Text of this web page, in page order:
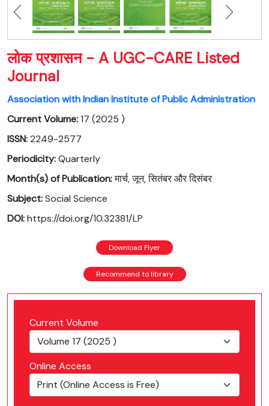
लोक प्रशासन - A UGC-CARE Listed
Journal
Association with Indian Institute of Public Administration
Current Volume:17 (2025 )
ISSN:2249-2577
Periodicity:Quarterly
Month(s) of Publication:मार्च, जून, सितंबर और दिसंबर
Subject:Social Science
DOI:https://doi.org/10.32381/LP
Download Flyer
Recommend to library
Current Volume
Online Access